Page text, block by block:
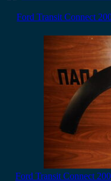
Ford Transit Connect
Ford Transit Connect